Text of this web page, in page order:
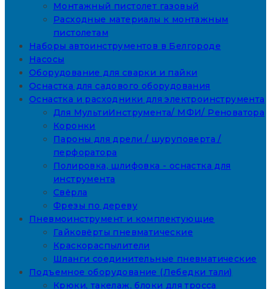
Монтажный пистолет газовый
Расходные материалы к монтажным
пистолетам
Наборы автоинструментов в Белгороде
Насосы
Оборудование для сварки и пайки
Оснастка для садового оборудования
Оснастка и расходники для электроинструмента
Для МультиИнструмента/ МФИ/ Реноватора
Коронки
Пароны для дрели / шуруповерта /
перфоратора
Полировка, шлифовка - оснастка для
инструмента
Свёрла
Фрезы по дереву
Пневмоинструмент и комплектующие
Гайковёрты пневматические
Краскораспылители
Шланги соединительные пневматические
Подъемное оборудование (Лебедки тали)
Крюки, такелаж, блоки для тросса